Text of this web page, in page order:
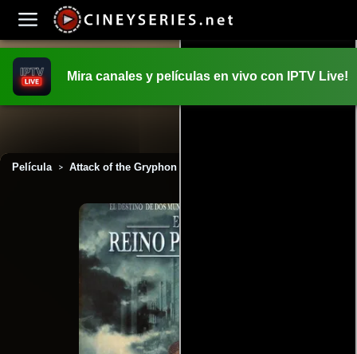
Mira canales y películas en vivo con IPTV Live!
Película > Attack of the Gryphon (2007)